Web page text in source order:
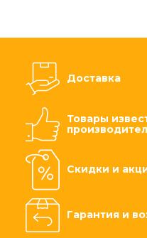
Доставка
Товары
Скидки и
Гарантия и